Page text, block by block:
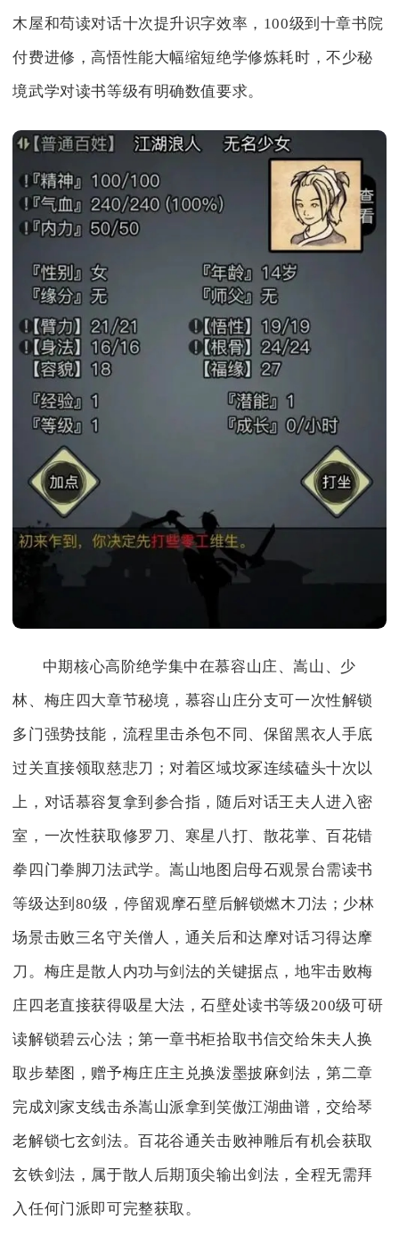
木屋和苟读对话十次提升识字效率，100级到十章书院
付费进修，高悟性能大幅缩短绝学修炼耗时，不少秘
境武学对读书等级有明确数值要求。
中期核心高阶绝学集中在慕容山庄、嵩山、少
林、梅庄四大章节秘境，慕容山庄分支可一次性解锁
多门强势技能，流程里击杀包不同、保留黑衣人手底
过关直接领取慈悲刀；对着区域坟冢连续磕头十次以
上，对话慕容复拿到参合指，随后对话王夫人进入密
室，一次性获取修罗刀、寒星八打、散花掌、百花错
拳四门拳脚刀法武学。嵩山地图启母石观景台需读书
等级达到80级，停留观摩石壁后解锁燃木刀法；少林
场景击败三名守关僧人，通关后和达摩对话习得达摩
刀。梅庄是散人内功与剑法的关键据点，地牢击败梅
庄四老直接获得吸星大法，石壁处读书等级200级可研
读解锁碧云心法；第一章书柜拾取书信交给朱夫人换
取步辇图，赠予梅庄庄主兑换泼墨披麻剑法，第二章
完成刘家支线击杀嵩山派拿到笑傲江湖曲谱，交给琴
老解锁七玄剑法。百花谷通关击败神雕后有机会获取
玄铁剑法，属于散人后期顶尖输出剑法，全程无需拜
入任何门派即可完整获取。